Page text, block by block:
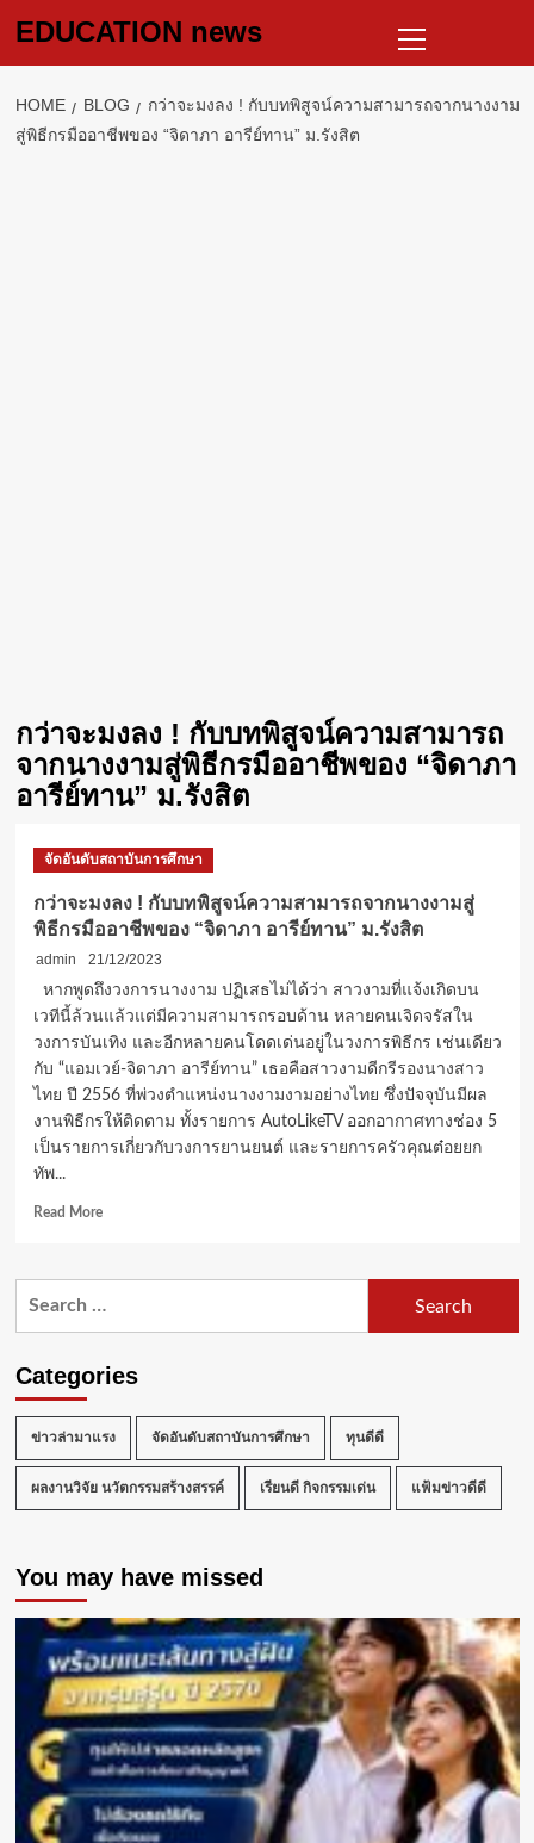
EDUCATION news
Menu
HOME BLOG
กว่าจะมงลง ! กับบทพิสูจน์ความสามารถจากนางงาม
สู่พิธีกรมืออาชีพของ “จิดาภา อารีย์ทาน” ม.รังสิต
กว่าจะมงลง ! กับบทพิสูจน์ความสามารถ
จากนางงามสู่พิธีกรมืออาชีพของ “จิดาภา
อารีย์ทาน” ม.รังสิต
จัดอันดับสถาบันการศึกษา
กว่าจะมงลง ! กับบทพิสูจน์ความสามารถจากนางงามสู่
พิธีกรมืออาชีพของ “จิดาภา อารีย์ทาน” ม.รังสิต
admin
21/12/2023
หากพูดถึงวงการนางงาม ปฏิเสธไม่ได้ว่า สาวงามที่แจ้งเกิดบน
เวทีนี้ล้วนแล้วแต่มีความสามารถรอบด้าน หลายคนเจิดจรัสใน
วงการบันเทิง และอีกหลายคนโดดเด่นอยู่ในวงการพิธีกร เช่นเดียว
กับ “แอมเวย์-จิดาภา อารีย์ทาน” เธอคือสาวงามดีกรีรองนางสาว
ไทย ปี 2556 ที่พ่วงตำแหน่งนางงามงามอย่างไทย ซึ่งปัจจุบันมีผล
งานพิธีกรให้ติดตาม ทั้งรายการ AutoLikeTV ออกอากาศทางช่อง 5
เป็นรายการเกี่ยวกับวงการยานยนต์ และรายการครัวคุณต๋อยยก
ทัพ...
Read MoreRead
กว่า
กับ
ความ
สามารถ
จาก
มือ
อาชีพ
ของ
“จิ
ดาภา
อารีย์
ทาน”
ม.รังสิต
Categories
ข่าวล่ามาแรง จัดอันดับสถาบันการศึกษา ทุนดีดี
ผลงานวิจัย นวัตกรรมสร้างสรรค์ เรียนดี กิจกรรมเด่น แฟ้มข่าวดีดี
You may have missed